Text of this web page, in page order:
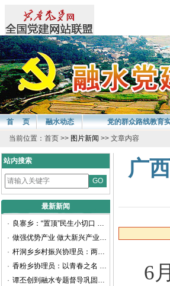
首 页 融水动态 党的群众路线教育
当前位置：首页 >> 图片新闻 >> 文章内容
站内搜索
最新新闻
·
良寨乡：“置顶”民生小切口 谱写振兴新画卷
·
做强优势产业 做大新兴产业——聚焦柳州工业高质量发展访融水苗族自治县委书记周峰
·
杆洞乡乡村振兴协理员：两年耕耘路，他们交出乡村振兴满意卷
·
香粉乡协理员：以青春之名 书写乡村振兴新篇章
·
谭丕创到融水专题督导巩固拓展脱贫攻坚成果同乡村振兴有效衔接工作
广
6